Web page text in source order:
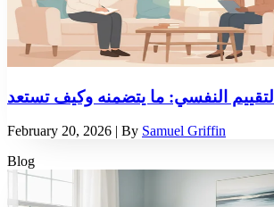
التقييم النفسي: ما يتضمنه وكيف تستعد
February 20, 2026 | By Samuel Griffin
Blog